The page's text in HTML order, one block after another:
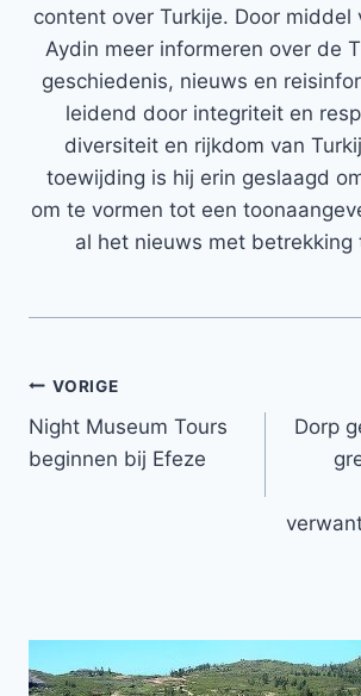
content over Turkije. Door middel
Aydin meer informeren over de
geschiedenis, nieuws en
leidend door integriteit en
diversiteit en rijkdom van
toewijding is hij erin geslaagd
om te vormen tot een
al het nieuws met betrekking
Bericht
navigatie
VORIGE
Night Museum Tours
beginnen bij Efeze
Dorp